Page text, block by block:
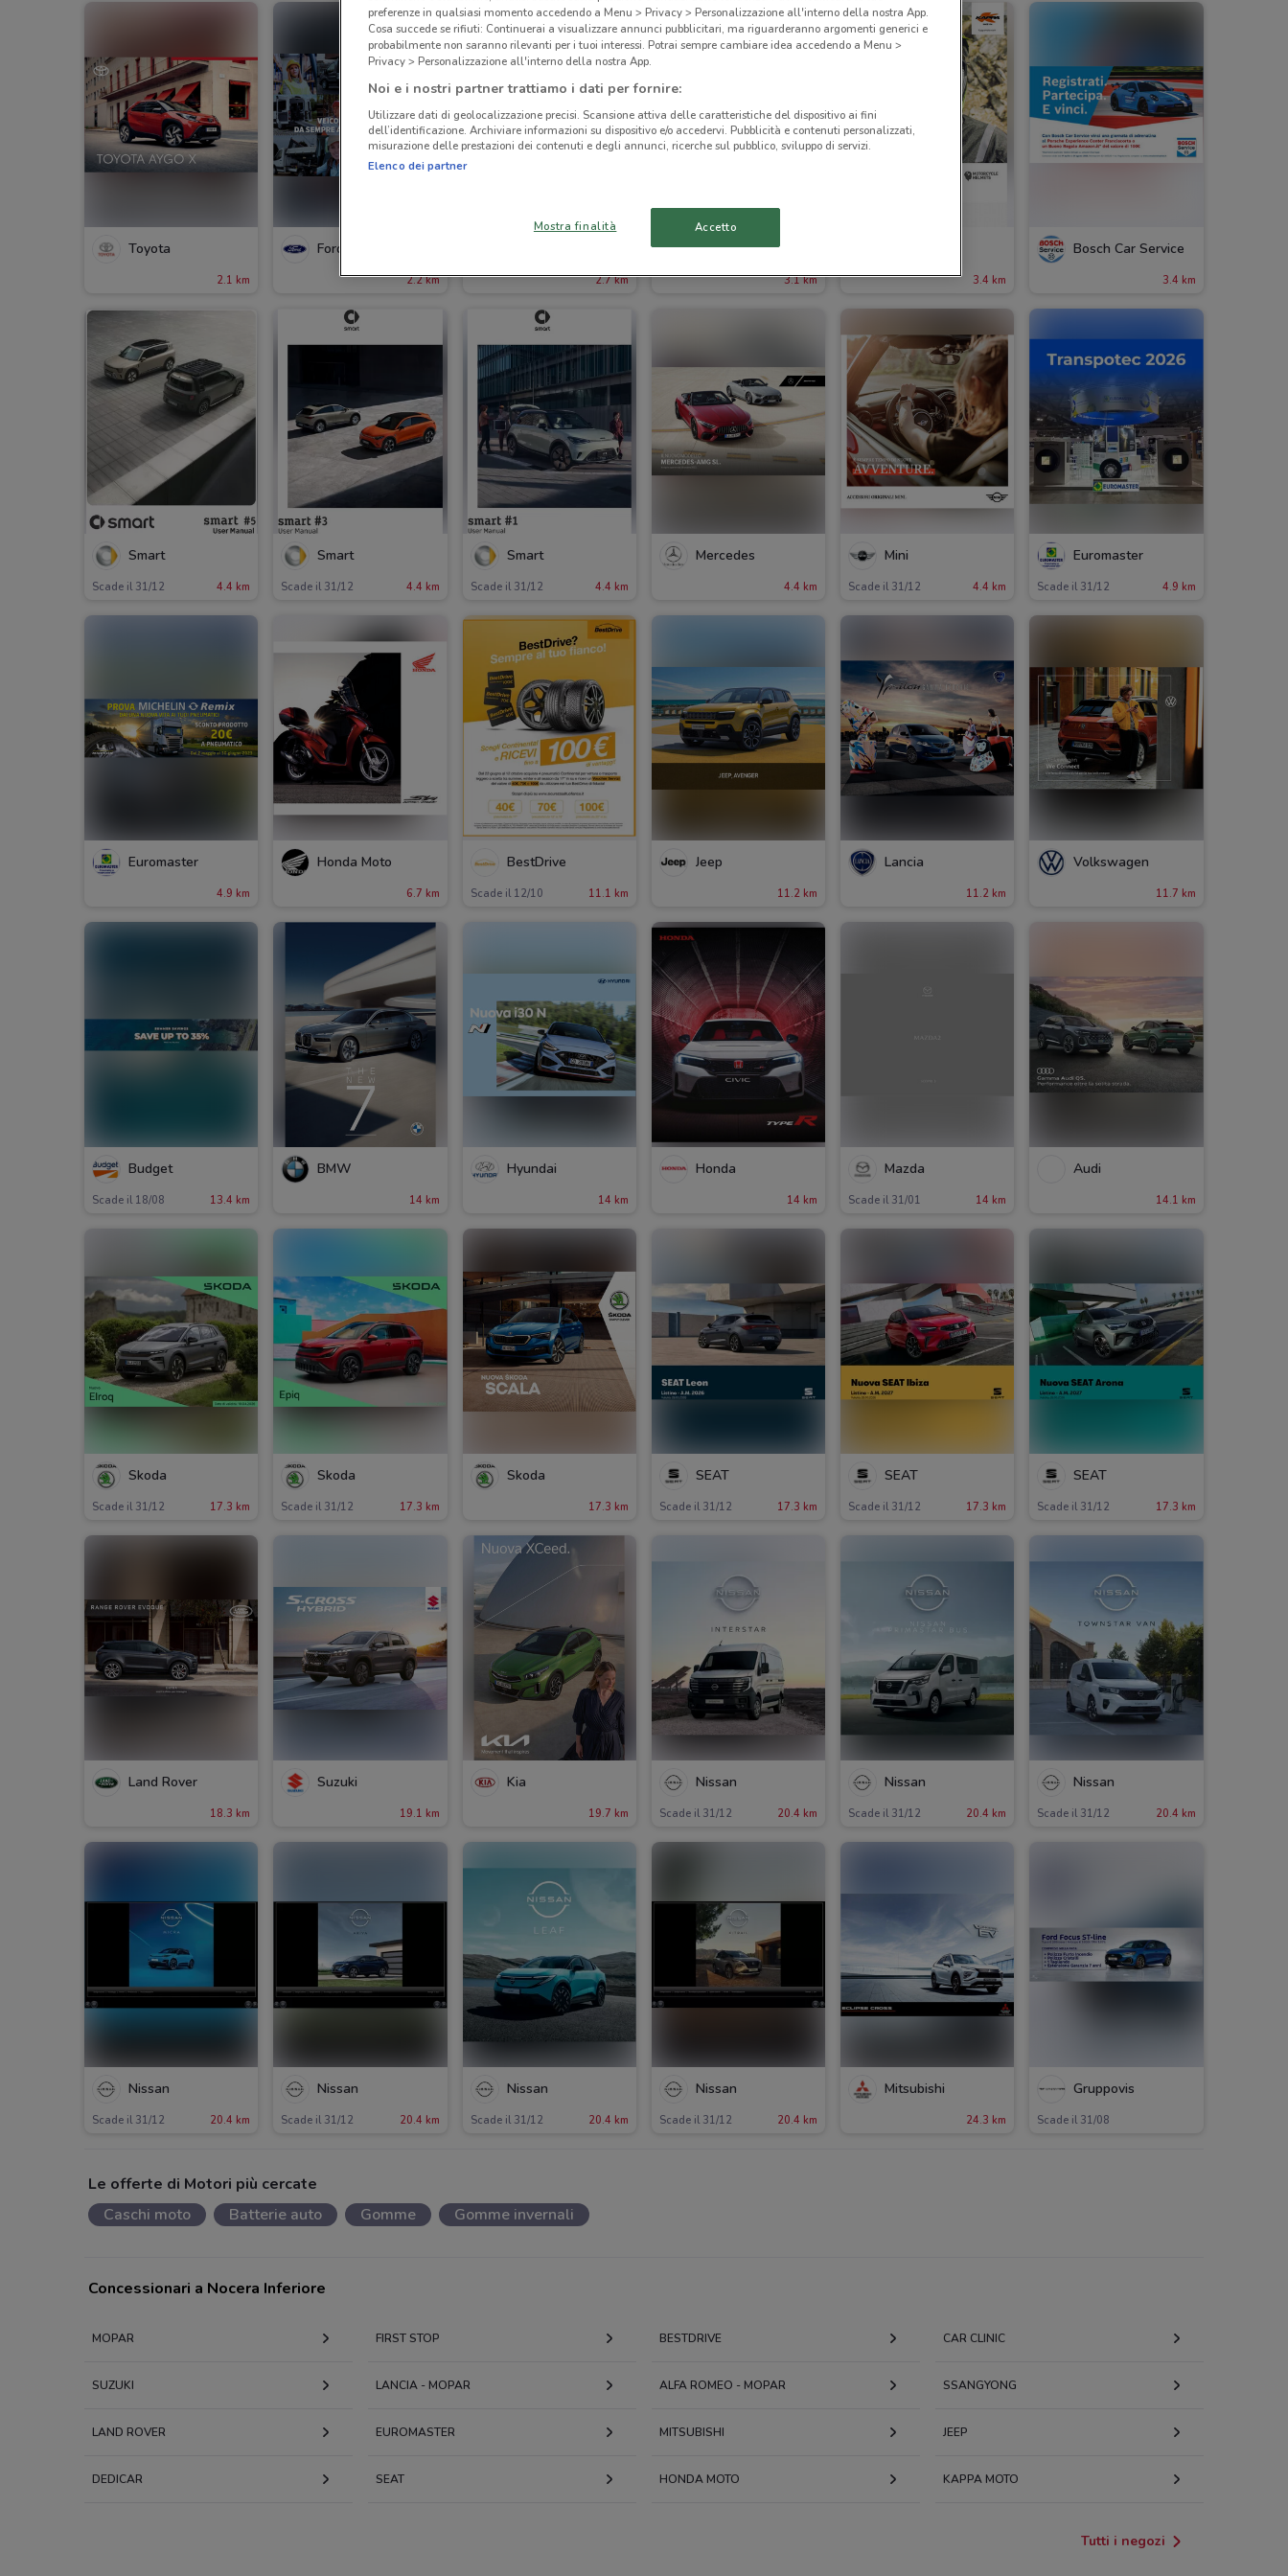
Toyota
2.1 km
Ford
2.2 km 2.7 km 3.1 km 3.4 km
Bosch Car Service
3.4 km
Smart
Scade il 31/12 4.4 km
Smart
Scade il 31/12 4.4 km
Smart
Scade il 31/12 4.4 km
Mercedes
4.4 km
Mini
Scade il 31/12 4.4 km
Euromaster
Scade il 31/12 4.9 km
Euromaster
4.9 km
Honda Moto
6.7 km
BestDrive
Scade il 12/10 11.1 km
Jeep
11.2 km
Lancia
11.2 km
Volkswagen
11.7 km
Budget
Scade il 18/08 13.4 km
BMW
14 km
Hyundai
14 km
Honda
14 km
Mazda
Scade il 31/01 14 km
Audi
14.1 km
Skoda
Scade il 31/12 17.3 km
Skoda
Scade il 31/12 17.3 km
Skoda
17.3 km
SEAT
Scade il 31/12 17.3 km
SEAT
Scade il 31/12 17.3 km
SEAT
Scade il 31/12 17.3 km
Land Rover
18.3 km
Suzuki
19.1 km
Kia
19.7 km
Nissan
Scade il 31/12 20.4 km
Nissan
Scade il 31/12 20.4 km
Nissan
Scade il 31/12 20.4 km
Nissan
Scade il 31/12 20.4 km
Nissan
Scade il 31/12 20.4 km
Nissan
Scade il 31/12 20.4 km
Nissan
Scade il 31/12 20.4 km
Mitsubishi
24.3 km
Gruppovis
Scade il 31/08
Le offerte di Motori più cercate
Caschi moto
Batterie auto Gomme Gomme invernali
Concessionari a Nocera Inferiore
MOPAR FIRST STOP BESTDRIVE CAR CLINIC
SUZUKI LANCIA - MOPAR ALFA ROMEO - MOPAR SSANGYONG
LAND ROVER EUROMASTER MITSUBISHI JEEP
DEDICAR SEAT HONDA MOTO KAPPA MOTO
Tutti i negozi
preferenze in qualsiasi momento accedendo a Menu > Privacy > Personalizzazione all'interno della nostra App.
Cosa succede se rifiuti: Continuerai a visualizzare annunci pubblicitari, ma riguarderanno argomenti generici e
probabilmente non saranno rilevanti per i tuoi interessi. Potrai sempre cambiare idea accedendo a Menu >
Privacy > Personalizzazione all'interno della nostra App.
Noi e i nostri partner trattiamo i dati per fornire:
Utilizzare dati di geolocalizzazione precisi. Scansione attiva delle caratteristiche del dispositivo ai fini
dell’identificazione. Archiviare informazioni su dispositivo e/o accedervi. Pubblicità e contenuti personalizzati,
misurazione delle prestazioni dei contenuti e degli annunci, ricerche sul pubblico, sviluppo di servizi.
Elenco dei partner
Mostra finalità Accetto